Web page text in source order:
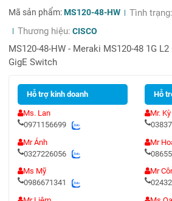
Mã sản phẩm:MS120-48-HW Tình trạng:
Thương hiệu: CISCO
MS120-48-HW - Meraki MS120-48 1G
GigE Switch
Hỗ trợ kinh doanh
Ms. Lan
0971156699
Mr Ánh
0327226056
Ms Mỹ
0986671341
Hỗ
Mr. Kỳ
Mr
Mr